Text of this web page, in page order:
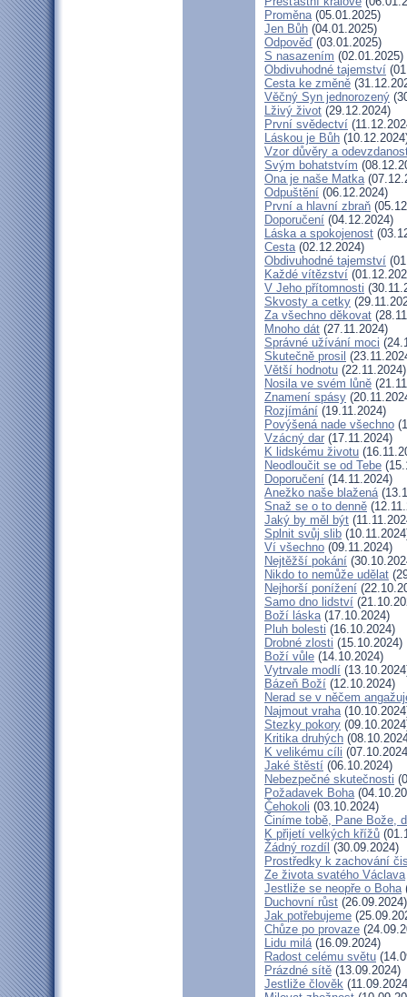
Proměna(05.01.2025)
Jen Bůh (04.01.2025)
Odpověď (03.01.2025)
S nasazením (02.01.2025)
Obdivuhodné tajemství
Cesta ke změně
Věčný Syn jednorozený
Lživý život (29.12.2024)
První svědectví
Láskou je Bůh
Vzor důvěry a
Svým bohatstvím
Ona je naše Matka
Odpuštění (06.12.2024)
První a hlavní zbraň
Doporučení (04.12.2024)
Láska a spokojenost
Cesta(02.12.2024)
Obdivuhodné tajemství
Každé vítězství
V Jeho přítomnosti
Skvosty a cetky
Za všechno děkovat
Mnoho dát (27.11.2024)
Správné užívání moci
Skutečně prosil
Větší hodnotu (22.11.2024)
Nosila ve svém lůně
Znamení spásy
Rozjímání (19.11.2024)
Povýšená nade všechno
Vzácný dar (17.11.2024)
K lidskému životu
Neodloučit se od Tebe
Doporučení (14.11.2024)
Anežko naše blažená
Snaž se o to denně
Jaký by měl být
Splnit svůj slib
Ví všechno (09.11.2024)
Nejtěžší pokání
Nikdo to nemůže udělat
Nejhorší ponížení
Samo dno lidství
Boží láska(17.10.2024)
Pluh bolesti (16.10.2024)
Drobné zlosti (15.10.2024)
Boží vůle (14.10.2024)
Vytrvale modlí
Bázeň Boží (12.10.2024)
Nerad se v něčem
Najmout vraha
Stezky pokory
Kritika druhých
K velikému cíli
Jaké štěstí (06.10.2024)
Nebezpečné skutečnosti
Požadavek Boha
Čehokoli (03.10.2024)
Činíme tobě, Pane Bože,
K přijetí velkých křížů
Žádný rozdíl (30.09.2024)
Prostředky k zachování
Ze života svatého Václava
Jestliže se neopře o Boha
Duchovní růst (26.09.2024)
Jak potřebujeme
Chůze po provaze
Lidu milá(16.09.2024)
Radost celému světu
Prázdné sítě (13.09.2024)
Jestliže člověk